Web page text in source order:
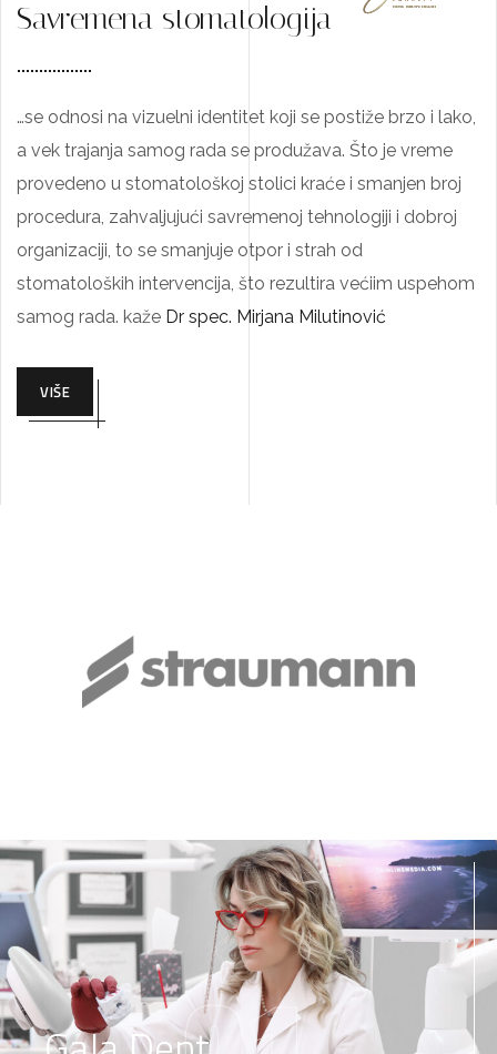
Savremena stomatologija
…se odnosi na vizuelni identitet koji se postiže brzo i lako,
a vek trajanja samog rada se produžava. Što je vreme
provedeno u stomatološkoj stolici kraće i smanjen broj
procedura, zahvaljujući savremenoj tehnologiji i dobroj
organizaciji, to se smanjuje otpor i strah od
stomatoloških intervencija, što rezultira većiim uspehom
samog rada. kaže Dr spec. Mirjana Milutinović
VIŠE